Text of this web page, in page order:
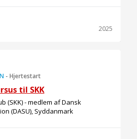
2025
- Hjertestart
til SKK
(SKK) - medlem af Dansk
(DASU), Syddanmark